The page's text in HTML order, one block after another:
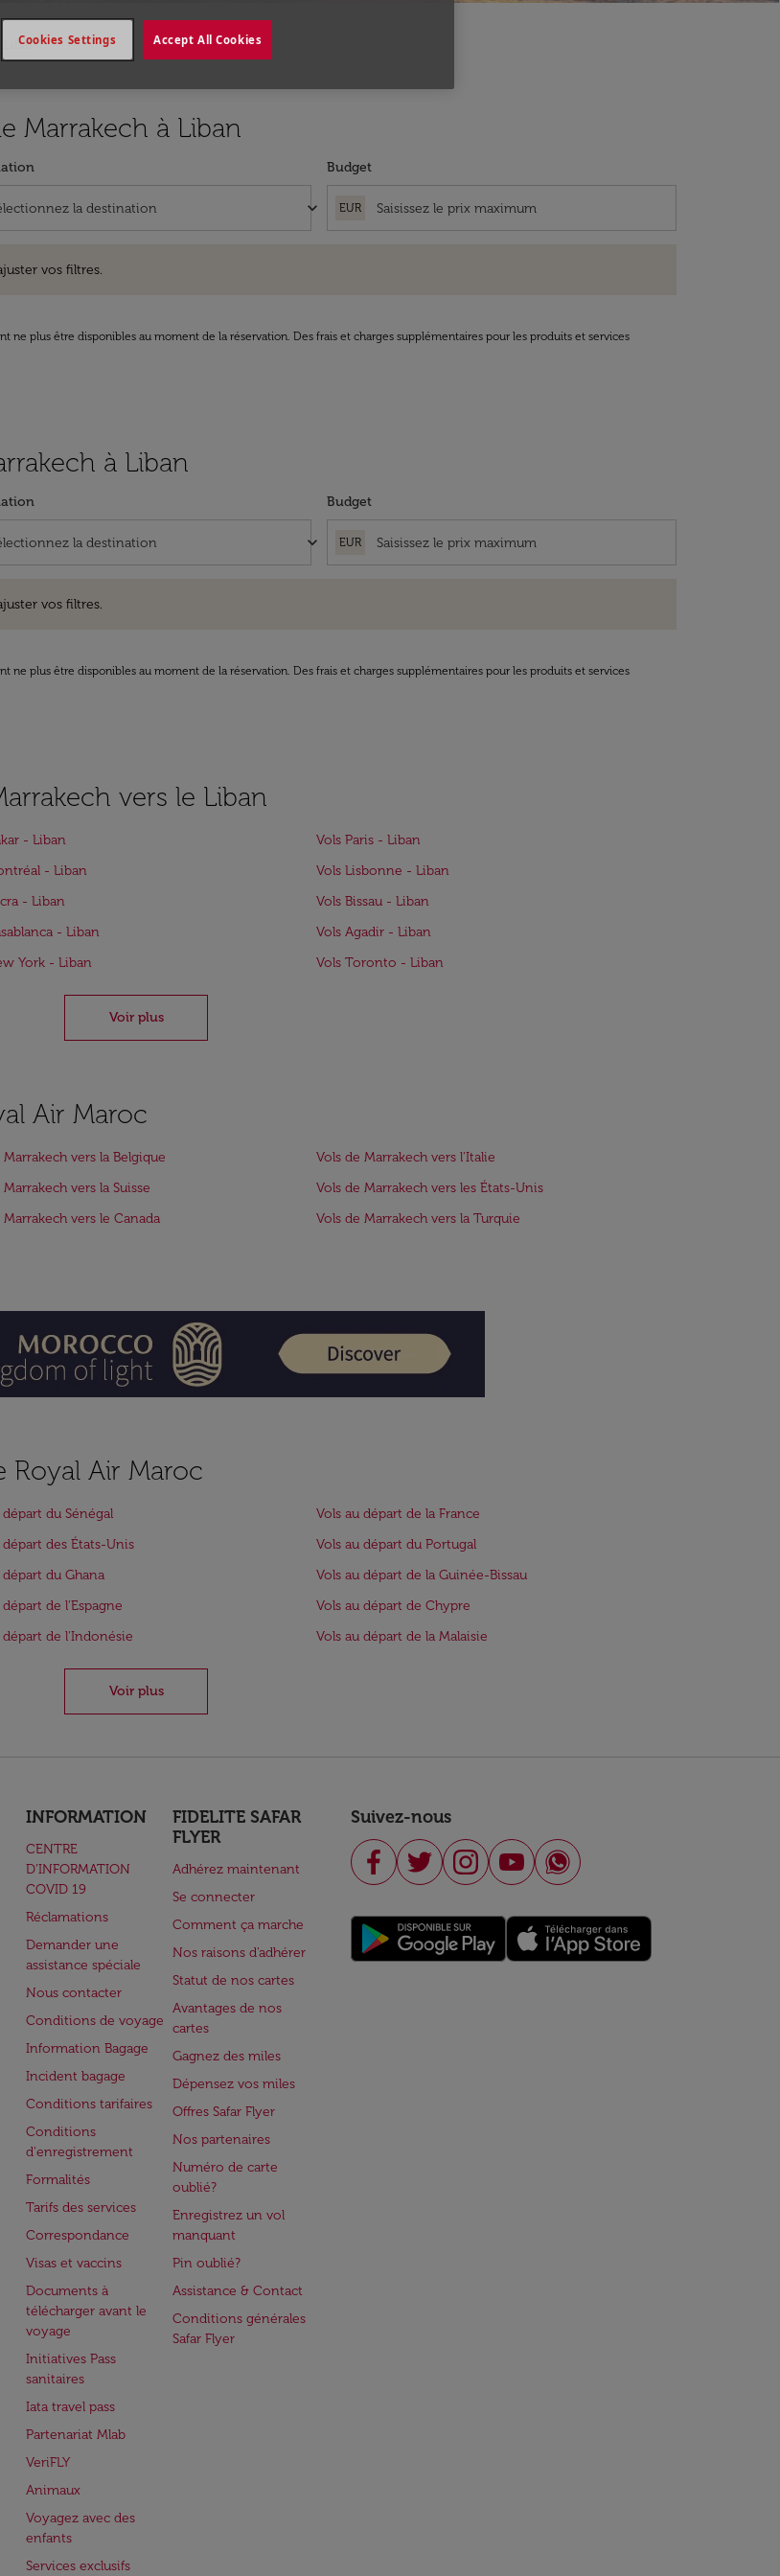
Liban
Marrakech à Liban
keyboard_arrow_down
Budget
EUR
vos filtres.
ne plus être disponibles au moment de la réservation. Des frais et charges supplémentaires pour les produits et services
à Liban
keyboard_arrow_down
Budget
EUR
vos filtres.
ne plus être disponibles au moment de la réservation. Des frais et charges supplémentaires pour les produits et services
vers le Liban
- Liban
Vols Paris - Liban
- Liban
Vols Lisbonne - Liban
- Liban
Vols Bissau - Liban
- Liban
Vols Agadir - Liban
York - Liban Vols Toronto - Liban
Voir plus
Air Maroc
Marrakech vers la Belgique
Vols de Marrakech vers l'Italie
vers la Suisse
Vols de Marrakech vers les États-Unis
Marrakech vers le Canada
Vols de Marrakech vers la Turquie
Royal Air Maroc
départ du Sénégal
Vols au départ de la France
départ des États-Unis
Vols au départ du Portugal
départ du Ghana
Vols au départ de la Guinée-Bissau
départ de l'Espagne
Vols au départ de Chypre
départ de l'Indonésie Vols au départ de la Malaisie
Voir plus
INFORMATION
CENTRE
D’INFORMATION
COVID 19
Réclamations
Demander une
assistance spéciale
Nous contacter
Conditions de voyage
Information Bagage
Incident bagage
Conditions tarifaires
Conditions
d'enregistrement
Formalités
Tarifs des services
Correspondance
Visas et vaccins
Documents à
télécharger avant le
voyage
Initiatives Pass
sanitaires
Iata travel pass
Partenariat Mlab
VeriFLY
Animaux
Voyagez avec des
enfants
Services exclusifs
FIDELITE SAFAR
FLYER
Adhérez maintenant
Se connecter
Comment ça marche
Nos raisons d'adhérer
Statut de nos cartes
Avantages de nos
cartes
Gagnez des miles
Dépensez vos miles
Offres Safar Flyer
Nos partenaires
Numéro de carte
oublié?
Enregistrez un vol
manquant
Pin oublié?
Assistance & Contact
Conditions générales
Safar Flyer
Suivez-nous
Accept All Cookies
Cookies Settings